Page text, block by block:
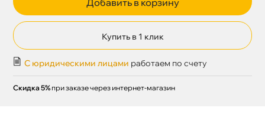
Купить в 1 клик
С юридическими лицами работаем по счету
Скидка 5% при заказе через интернет-магазин